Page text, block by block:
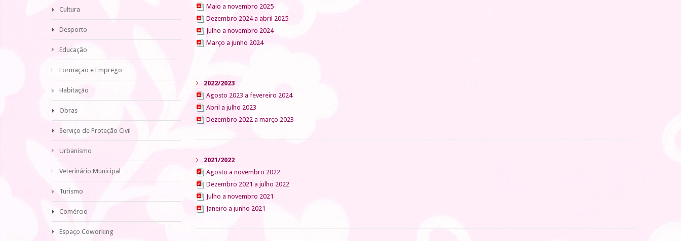
Maio a novembro 2025
Dezembro 2024 a abril 2025
Julho a novembro 2024
Março a junho 2024
2022/2023
Agosto 2023 a fevereiro 2024
Abril a julho 2023
Dezembro 2022 a março 2023
2021/2022
Agosto a novembro 2022
Dezembro 2021 a julho 2022
Julho a novembro 2021
Janeiro a junho 2021
Cultura
Desporto
Educação
Formação e Emprego
Habitação
Obras
Serviço de Proteção Civil
Urbanismo
Veterinário Municipal
Turismo
Comércio
Espaço Coworking